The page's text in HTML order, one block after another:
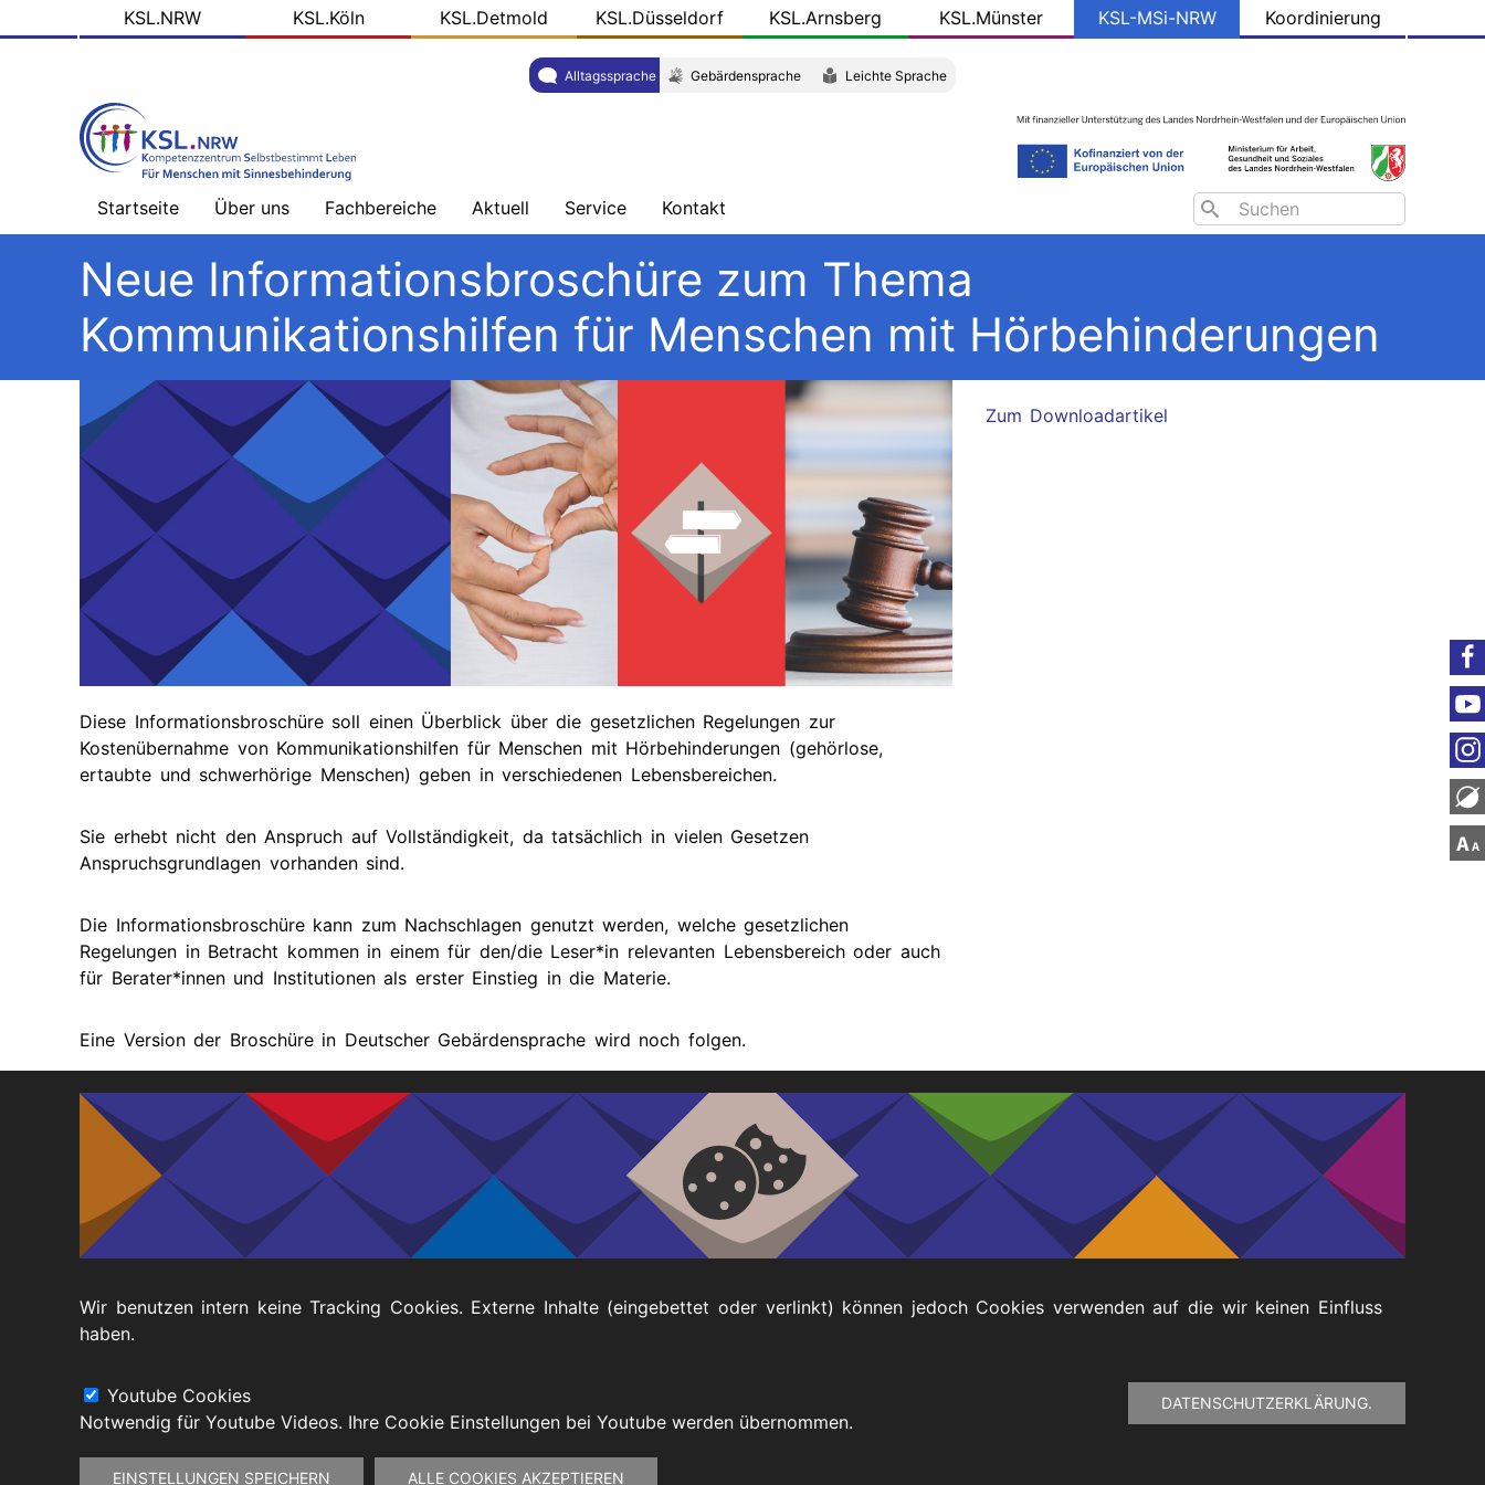
zum
KSLKSL.NRW KSL.Köln KSL.Detmold KSL.Düsseldorf KSL.Arnsberg KSL.Münster KSL-MSi-NRW Koordinierung
Alltagssprache Gebärdensprache Leichte Sprache
Search
Startseite Über uns
Willkommen
Arbeitsfelder
Projektpartner
Geförderte
Ausstattung
Fachbereiche
Sehbehinderung
Hörbehinderung
–
Schwerpunkt
Hörbehinderung
Schwerpunkt
Lautsprache
Recht
Aktuell
Nachrichten
-
Übersicht
Blog
KSL.NRW
Soziale
Medien
Aktuelle
Termine
Vergangene
Termine
Service
Schulungen
Veröffentlichungen
Konkret
Kontakt
Team
Neue Informationsbroschüre zum Thema
Kommunikationshilfen für Menschen mit Hörbehinderungen
Diese Informationsbroschüre soll einen Überblick über die gesetzlichen Regelungen zur
Kostenübernahme von Kommunikationshilfen für Menschen mit Hörbehinderungen (gehörlose,
ertaubte und schwerhörige Menschen) geben in verschiedenen Lebensbereichen.
Sie erhebt nicht den Anspruch auf Vollständigkeit, da tatsächlich in vielen Gesetzen
Anspruchsgrundlagen vorhanden sind.
Die Informationsbroschüre kann zum Nachschlagen genutzt werden, welche gesetzlichen
Regelungen in Betracht kommen in einem für den/die Leser*in relevanten Lebensbereich oder auch
für Berater*innen und Institutionen als erster Einstieg in die Materie.
Eine Version der Broschüre in Deutscher Gebärdensprache wird noch folgen.
Wenn weiterführende Informationen gewünscht sind, können Sie sich gerne an uns wenden.
Natalie Ziemann, Fachbereich Recht des KSL-MSi
Zum Downloadartikel
Wir benutzen intern keine Tracking Cookies. Externe Inhalte (eingebettet oder verlinkt) können jedoch Cookies verwenden auf die wir keinen Einfluss
haben.
DATENSCHUTZERKLÄRUNG.
Youtube Cookies
Notwendig für Youtube Videos. Ihre Cookie Einstellungen bei Youtube werden übernommen.
EINSTELLUNGEN SPEICHERN ALLE COOKIES AKZEPTIEREN
Zustimmung